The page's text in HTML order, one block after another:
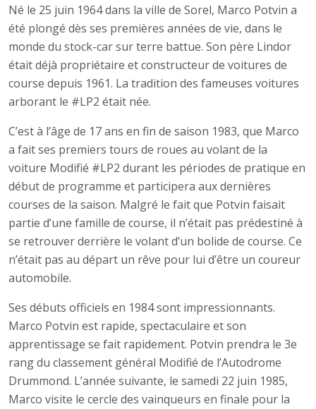
Né le 25 juin 1964 dans la ville de Sorel, Marco Potvin a
été plongé dès ses premières années de vie, dans le
monde du stock-car sur terre battue. Son père Lindor
était déjà propriétaire et constructeur de voitures de
course depuis 1961. La tradition des fameuses voitures
arborant le #LP2 était née.
C’est à l’âge de 17 ans en fin de saison 1983, que Marco
a fait ses premiers tours de roues au volant de la
voiture Modifié #LP2 durant les périodes de pratique en
début de programme et participera aux dernières
courses de la saison. Malgré le fait que Potvin faisait
partie d’une famille de course, il n’était pas prédestiné à
se retrouver derrière le volant d’un bolide de course. Ce
n’était pas au départ un rêve pour lui d’être un coureur
automobile.
Ses débuts officiels en 1984 sont impressionnants.
Marco Potvin est rapide, spectaculaire et son
apprentissage se fait rapidement. Potvin prendra le 3e
rang du classement général Modifié de l’Autodrome
Drummond. L’année suivante, le samedi 22 juin 1985,
Marco visite le cercle des vainqueurs en finale pour la